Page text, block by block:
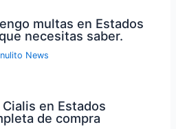
multas en Estados
necesitas saber.
News
en Estados
de compra